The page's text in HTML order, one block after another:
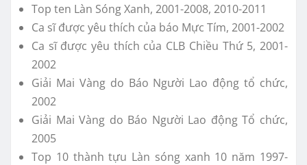
Top ten Làn Sóng Xanh, 2001-2008, 2010-2011
Ca sĩ được yêu thích của báo Mực Tím, 2001-2002
Ca sĩ được yêu thích của CLB Chiều Thứ 5, 2001-
2002
Giải Mai Vàng do Báo Người Lao động tổ chức,
2002
Giải Mai Vàng do Báo Người Lao động Tổ chức,
2005
Top 10 thành tựu Làn sóng xanh 10 năm 1997-